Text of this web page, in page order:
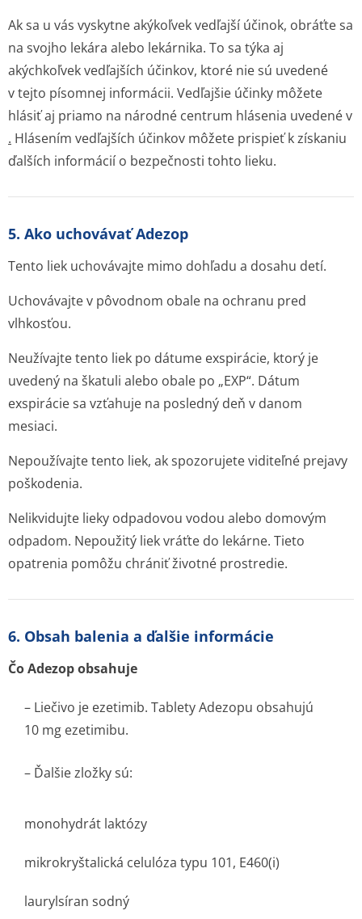
Ak sa u vás vyskytne akýkoľvek vedľajší účinok, obráťte sa
na svojho lekára alebo lekárnika. To sa týka aj
akýchkoľvek vedľajších účinkov, ktoré nie sú uvedené
v tejto písomnej informácii. Vedľajšie účinky môžete
hlásiť aj priamo na národné centrum hlásenia uvedené v
. Hlásením vedľajších účinkov môžete prispieť k získaniu
ďalších informácií o bezpečnosti tohto lieku.
5. Ako uchovávať Adezop
Tento liek uchovávajte mimo dohľadu a dosahu detí.
Uchovávajte v pôvodnom obale na ochranu pred
vlhkosťou.
Neužívajte tento liek po dátume exspirácie, ktorý je
uvedený na škatuli alebo obale po „EXP“. Dátum
exspirácie sa vzťahuje na posledný deň v danom
mesiaci.
Nepoužívajte tento liek, ak spozorujete viditeľné prejavy
poškodenia.
Nelikvidujte lieky odpadovou vodou alebo domovým
odpadom. Nepoužitý liek vráťte do lekárne. Tieto
opatrenia pomôžu chrániť životné prostredie.
6. Obsah balenia a ďalšie informácie
Čo Adezop obsahuje
– Liečivo je ezetimib. Tablety Adezopu obsahujú
10 mg ezetimibu.
– Ďalšie zložky sú:
monohydrát laktózy
mikrokryštalická celulóza typu 101, E460(i)
laurylsíran sodný